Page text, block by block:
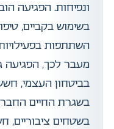
ונפיחות. הפגיעה
בשימוש בקביים,
השתתפות
מעבר לכך, הפגיעה
בביטחון העצמי,
בשגרת החיים
בשטחים ציבוריים,